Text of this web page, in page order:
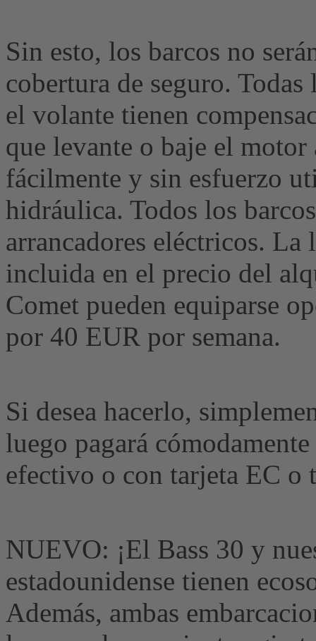
Sin esto, los barcos no
cobertura de seguro.
el volante tienen
que levante o baje el
fácilmente y sin esfuerzo
hidráulica. Todos los
arrancadores eléctricos.
incluida en el precio del
Comet pueden equiparse
por 40 EUR por semana.
Si desea hacerlo,
luego pagará
efectivo o con tarjeta EC o
NUEVO: ¡El Bass 30 y
estadounidense tienen
Además, ambas